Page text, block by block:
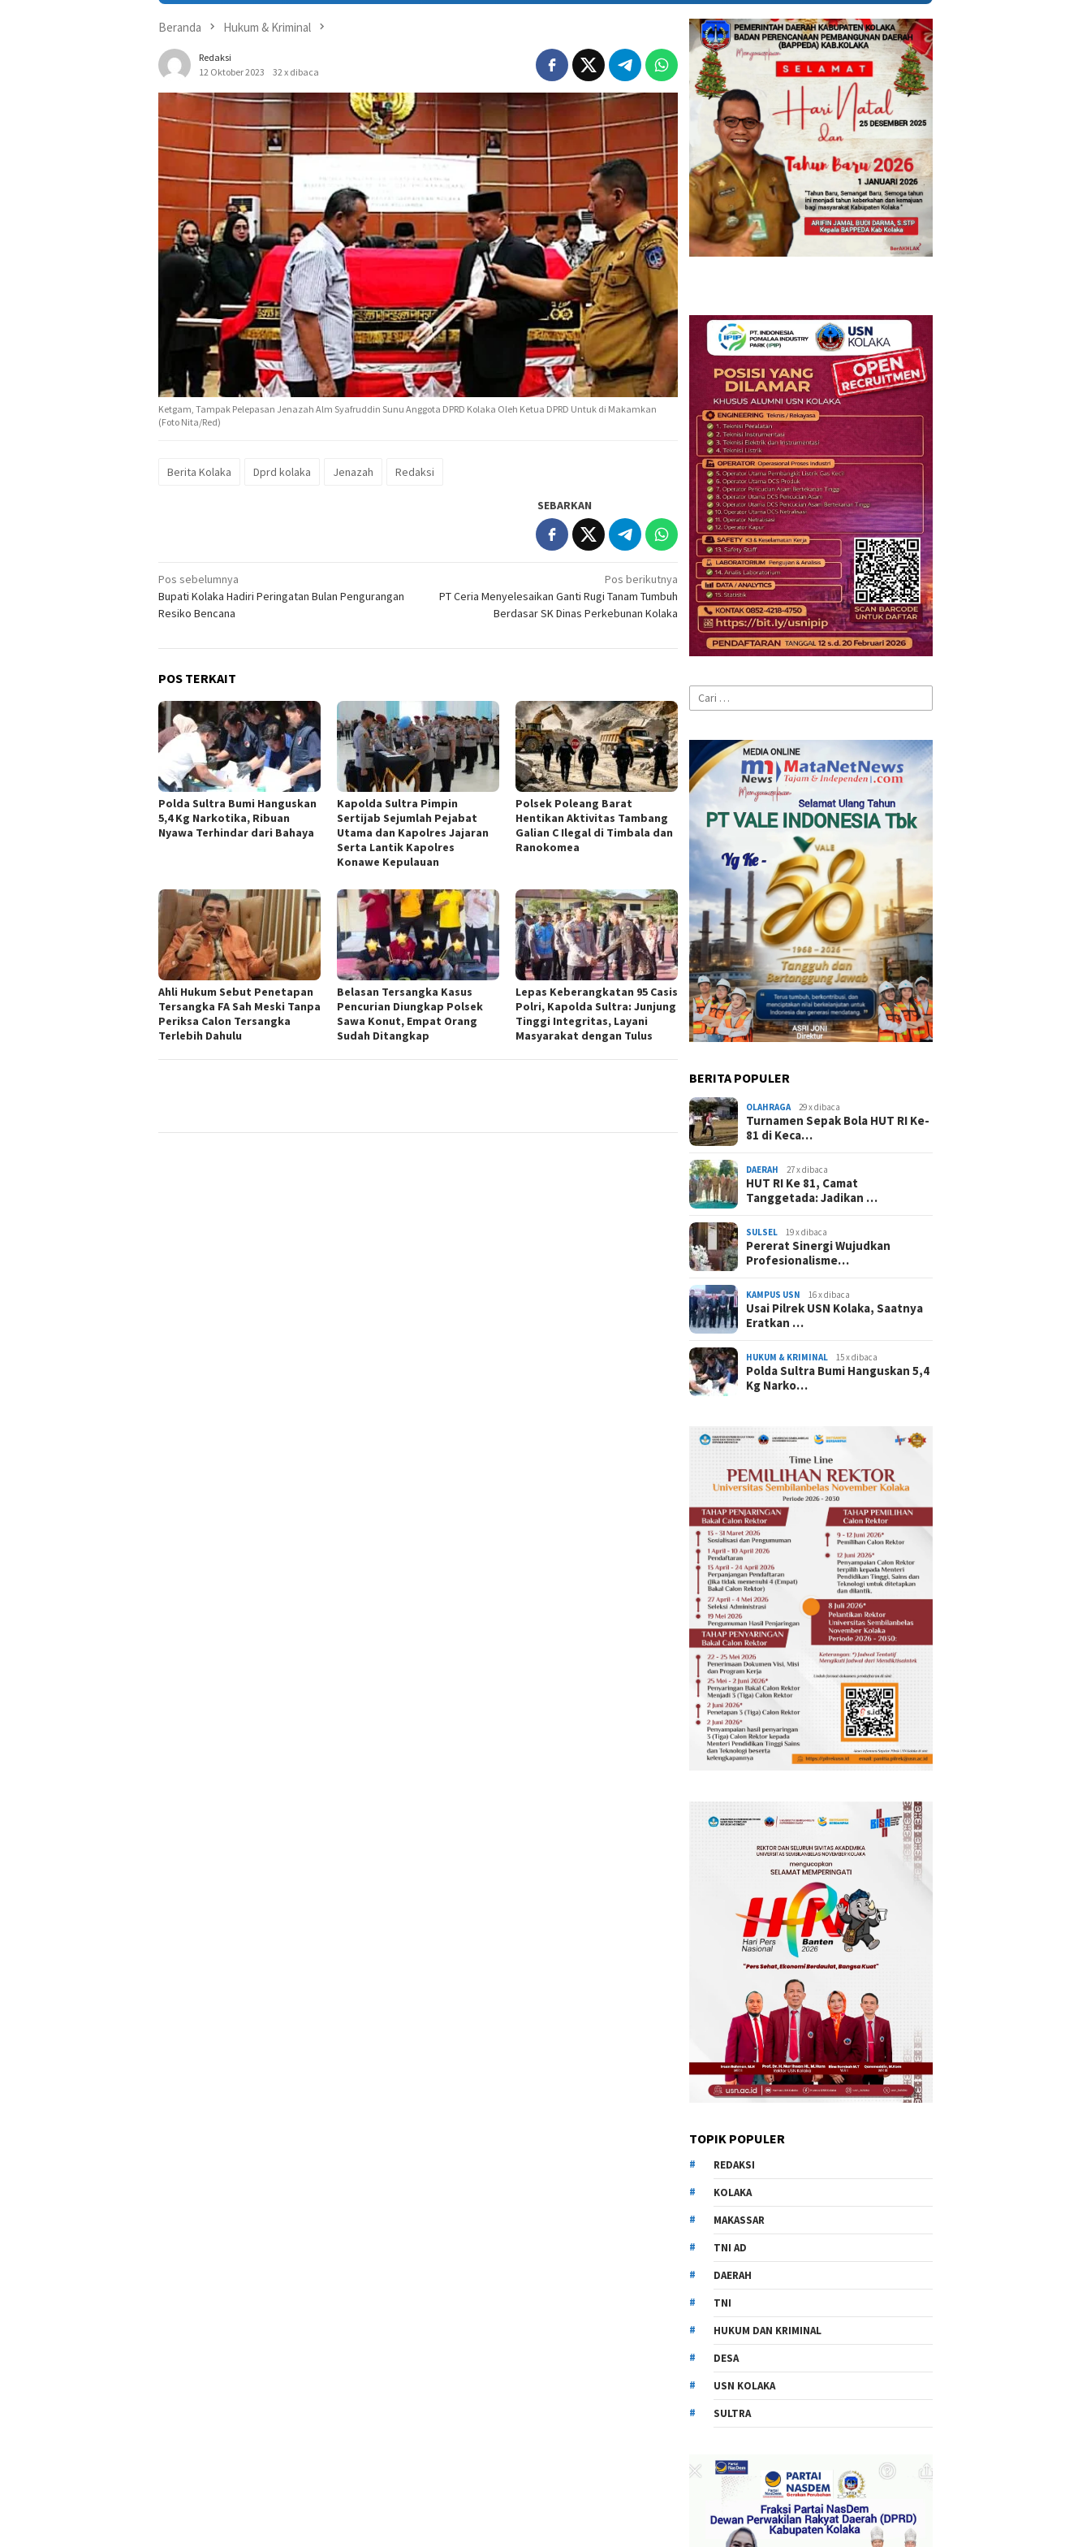
Beranda Hukum & Kriminal
Redaksi
12 Oktober 2023
32 x dibaca
Ketgam, Tampak Pelepasan Jenazah Alm Syafruddin Sunu Anggota DPRD Kolaka Oleh Ketua DPRD Untuk di Makamkan
(Foto Nita/Red)
Berita Kolaka Dprd kolaka Jenazah Redaksi
SEBARKAN
Navigasi
pos
Pos sebelumnya
Bupati Kolaka Hadiri Peringatan Bulan Pengurangan
Resiko Bencana
Pos berikutnya
PT Ceria Menyelesaikan Ganti Rugi Tanam Tumbuh
Berdasar SK Dinas Perkebunan Kolaka
POS TERKAIT
Polda Sultra Bumi Hanguskan
5,4 Kg Narkotika, Ribuan
Nyawa Terhindar dari Bahaya
Kapolda Sultra Pimpin
Sertijab Sejumlah Pejabat
Utama dan Kapolres Jajaran
Serta Lantik Kapolres
Konawe Kepulauan
Polsek Poleang Barat
Hentikan Aktivitas Tambang
Galian C Ilegal di Timbala dan
Ranokomea
Ahli Hukum Sebut Penetapan
Tersangka FA Sah Meski Tanpa
Periksa Calon Tersangka
Terlebih Dahulu
Belasan Tersangka Kasus
Pencurian Diungkap Polsek
Sawa Konut, Empat Orang
Sudah Ditangkap
Lepas Keberangkatan 95 Casis
Polri, Kapolda Sultra: Junjung
Tinggi Integritas, Layani
Masyarakat dengan Tulus
Cari
untuk:
BERITA POPULER
OLAHRAGA 29 x dibaca
Turnamen Sepak Bola HUT RI Ke-
81 di Keca…
DAERAH 27 x dibaca
HUT RI Ke 81, Camat
Tanggetada: Jadikan …
SULSEL 19 x dibaca
Pererat Sinergi Wujudkan
Profesionalisme…
KAMPUS USN 16 x dibaca
Usai Pilrek USN Kolaka, Saatnya
Eratkan …
HUKUM & KRIMINAL 15 x dibaca
Polda Sultra Bumi Hanguskan 5,4
Kg Narko…
TOPIK POPULER
REDAKSI
KOLAKA
MAKASSAR
TNI AD
DAERAH
TNI
HUKUM DAN KRIMINAL
DESA
USN KOLAKA
SULTRA